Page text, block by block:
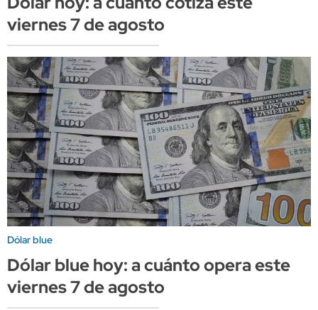
viernes 7 de agosto
Dólar blue
Dólar blue hoy: a cuánto opera este
viernes 7 de agosto